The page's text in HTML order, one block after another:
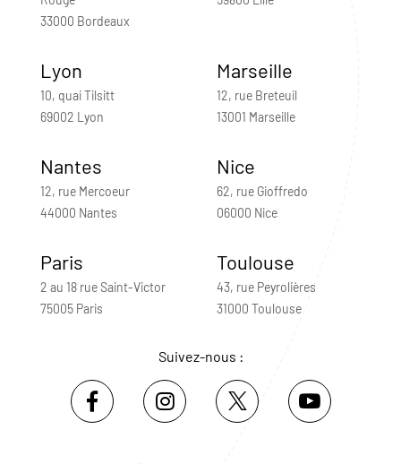
33000 Bordeaux
Lyon
10, quai Tilsitt
69002 Lyon
Marseille
12, rue Breteuil
13001 Marseille
Nantes
12, rue Mercoeur
44000 Nantes
Nice
62, rue Gioffredo
06000 Nice
Paris
2 au 18 rue Saint-Victor
75005 Paris
Toulouse
43, rue Peyrolières
31000 Toulouse
Suivez-nous :